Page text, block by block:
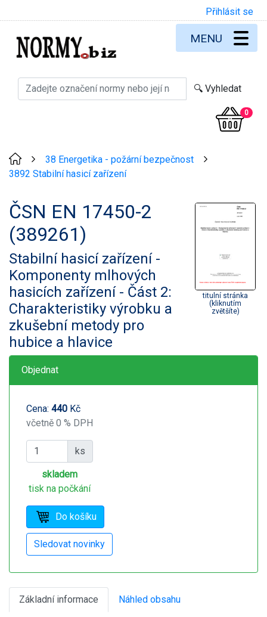
Přihlásit se
0
MENU
38 Energetika - požární bezpečnost
3892 Stabilní hasicí zařízení
ČSN EN 17450-2
(389261)
Stabilní hasicí zařízení -
Komponenty mlhových
hasicích zařízení - Část 2:
Charakteristiky výrobku a
zkušební metody pro
hubice a hlavice
titulní stránka
(kliknutím
zvětšíte)
Objednat
Cena: 440 Kč
včetně 0 % DPH
ks
skladem
tisk na počkání
Základní informace Náhled obsahu